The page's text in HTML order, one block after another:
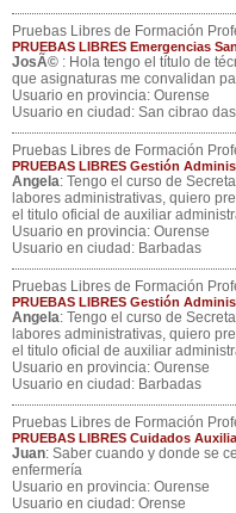
Pruebas Libres de Formación
PRUEBAS LIBRES Emergencias
JosÃ© : Hola tengo el título de
que asignaturas me convalidan
Usuario en provincia: Ourense
Usuario en ciudad: San cibrao
Pruebas Libres de Formación
PRUEBAS LIBRES Gestión
Angela: Tengo el curso de
labores administrativas, quiero
el titulo oficial de auxiliar
Usuario en provincia: Ourense
Usuario en ciudad: Barbadas
Pruebas Libres de Formación
PRUEBAS LIBRES Gestión
Angela: Tengo el curso de
labores administrativas, quiero
el titulo oficial de auxiliar
Usuario en provincia: Ourense
Usuario en ciudad: Barbadas
Pruebas Libres de Formación
PRUEBAS LIBRES Cuidados
Juan: Saber cuando y donde se
enfermería
Usuario en provincia: Ourense
Usuario en ciudad: Orense